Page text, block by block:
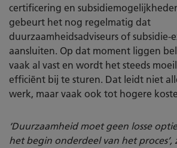
certificering en
gebeurt het nog regelmatig dat
duurzaamheidsadviseurs of subsidie-
aansluiten. Op dat moment liggen
vaak al vast en wordt het steeds
efficiënt bij te sturen. Dat leidt niet
werk, maar vaak ook tot hogere
‘Duurzaamheid moet geen losse
het begin onderdeel van het proces’,